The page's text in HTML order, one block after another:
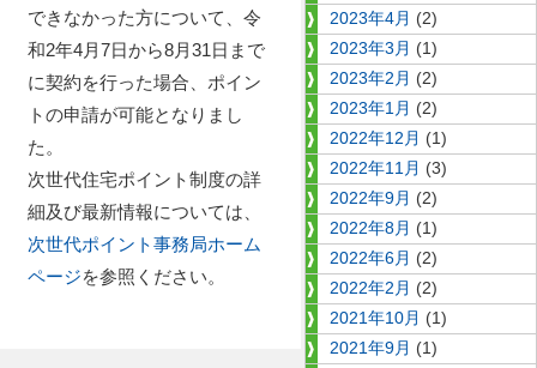
できなかった方について、令
和2年4月7日から8月31日まで
に契約を行った場合、ポイン
トの申請が可能となりまし
た。
次世代住宅ポイント制度の詳
細及び最新情報については、
次世代ポイント事務局ホーム
ページを参照ください。
2023年4月 (2)
2023年3月 (1)
2023年2月 (2)
2023年1月 (2)
2022年12月 (1)
2022年11月 (3)
2022年9月 (2)
2022年8月 (1)
2022年6月 (2)
2022年2月 (2)
2021年10月 (1)
2021年9月 (1)